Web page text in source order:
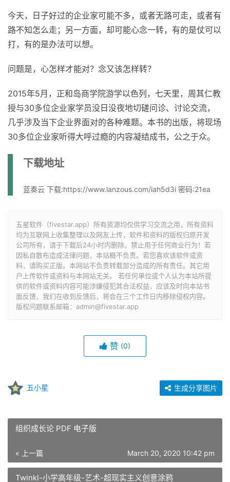
今天，日子好过的企业家可能不多，或者无路可走，或者有
路不知怎么走；另一方面，却可能心念一转，有的是仗可以
打，有的是办法可以想。
问题是，心怎样才能对？念又该怎样转？
2015年5月，正和岛商学院游学以色列，七天里，周其仁教
授与30多位企业家学员没日没夜地切磋问诊、讨论交流，
几乎涉及当下企业界面对的各种难题。本书的出版，将现场
30多位企业家听得大呼过瘾的内容凝结成书，公之于众。
下载地址
蓝奏云 下载:https://www.lanzous.com/iah5d3i 密码:21ea
五星软件（fivestar.app）所有资源均仅供学习交流之用，所有资料
均为互联网上收集整理以及网友上传，软件和资料的版权归原开发
公司所有，请于下载后24小时内删除，禁止用于任何商业行为！若
因私自散布造成法律问题，本站概不负责。若您喜欢该软件或资
料，请购买正版。本网站不负责转载部分造成的所有责任。其它用
户上传软件或资料与本网站无关。 若任何单位或个人认为本站所提
供的软件或资料内容可能涉嫌侵犯其合法权益，应该及时向本站书
面反馈，我们在收到反馈后，将会在三个工作日内移除侵权内容。
版权问题联系邮箱：admin@fivestar.app
赞 (0)
五小星 生成分享图片
组织成长论 PDF 电子版
« 上一篇 March 20, 2020 10:42 pm
Twinkl-小学高年级-艺术-超现实主义创意涂鸦